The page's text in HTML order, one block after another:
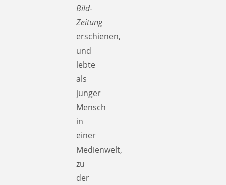
Bild-
Zeitung
erschienen,
und
lebte
als
junger
Mensch
in
einer
Medienwelt,
zu
der